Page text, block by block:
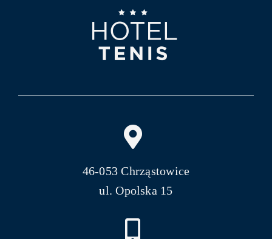
46-053 Chrząstowice
ul. Opolska 15